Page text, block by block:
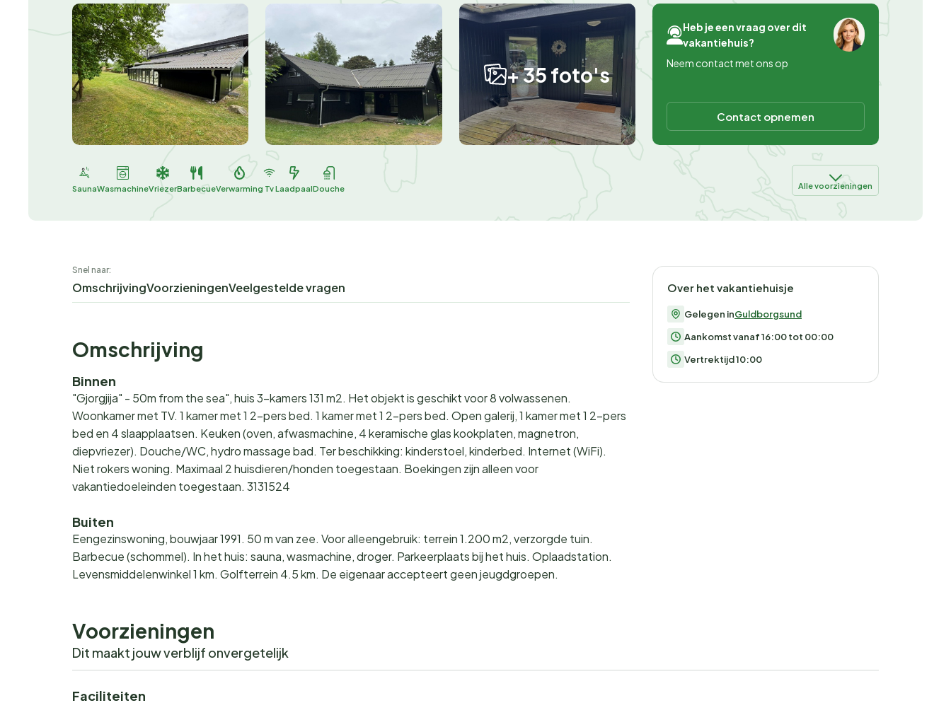
+ 35 foto's
Heb je een vraag over dit
vakantiehuis?
Neem contact met ons op
Contact opnemen
SaunaWasmachineVriezerBarbecueVerwarming TvLaadpaalDouche Alle voorzieningen
Snel naar:
OmschrijvingVoorzieningenVeelgestelde vragen
Omschrijving
Binnen
"Gjorgjija" - 50m from the sea", huis 3-kamers 131 m2. Het objekt is geschikt voor 8 volwassenen.
Woonkamer met TV. 1 kamer met 1 2-pers bed. 1 kamer met 1 2-pers bed. Open galerij, 1 kamer met 1 2-pers
bed en 4 slaapplaatsen. Keuken (oven, afwasmachine, 4 keramische glas kookplaten, magnetron,
diepvriezer). Douche/WC, hydro massage bad. Ter beschikking: kinderstoel, kinderbed. Internet (WiFi).
Niet rokers woning. Maximaal 2 huisdieren/honden toegestaan. Boekingen zijn alleen voor
vakantiedoeleinden toegestaan. 3131524
Buiten
Eengezinswoning, bouwjaar 1991. 50 m van zee. Voor alleengebruik: terrein 1.200 m2, verzorgde tuin.
Barbecue (schommel). In het huis: sauna, wasmachine, droger. Parkeerplaats bij het huis. Oplaadstation.
Levensmiddelenwinkel 1 km. Golfterrein 4.5 km. De eigenaar accepteert geen jeugdgroepen.
Over het vakantiehuisje
Gelegen inGuldborgsund
Aankomst vanaf 16:00 tot 00:00
Vertrektijd 10:00
Voorzieningen
Dit maakt jouw verblijf onvergetelijk
Faciliteiten